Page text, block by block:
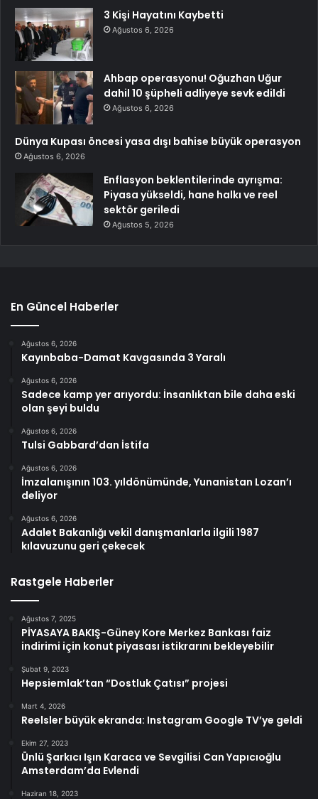
3 Kişi Hayatını Kaybetti
Ağustos 6, 2026
Ahbap operasyonu! Oğuzhan Uğur
dahil 10 şüpheli adliyeye sevk edildi
Ağustos 6, 2026
Dünya Kupası öncesi yasa dışı bahise büyük operasyon
Ağustos 6, 2026
Enflasyon beklentilerinde ayrışma:
Piyasa yükseldi, hane halkı ve reel
sektör geriledi
Ağustos 5, 2026
En Güncel Haberler
Ağustos 6, 2026
Kayınbaba-Damat Kavgasında 3 Yaralı
Ağustos 6, 2026
Sadece kamp yer arıyordu: İnsanlıktan bile daha eski
olan şeyi buldu
Ağustos 6, 2026
Tulsi Gabbard’dan İstifa
Ağustos 6, 2026
İmzalanışının 103. yıldönümünde, Yunanistan Lozan’ı
deliyor
Ağustos 6, 2026
Adalet Bakanlığı vekil danışmanlarla ilgili 1987
kılavuzunu geri çekecek
Rastgele Haberler
Ağustos 7, 2025
PİYASAYA BAKIŞ-Güney Kore Merkez Bankası faiz
indirimi için konut piyasası istikrarını bekleyebilir
Şubat 9, 2023
Hepsiemlak’tan “Dostluk Çatısı” projesi
Mart 4, 2026
Reelsler büyük ekranda: Instagram Google TV’ye geldi
Ekim 27, 2023
Ünlü Şarkıcı Işın Karaca ve Sevgilisi Can Yapıcıoğlu
Amsterdam’da Evlendi
Haziran 18, 2023